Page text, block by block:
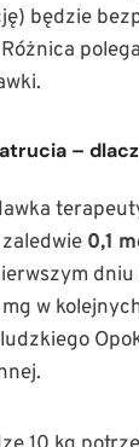
będzie
–
0,1
w